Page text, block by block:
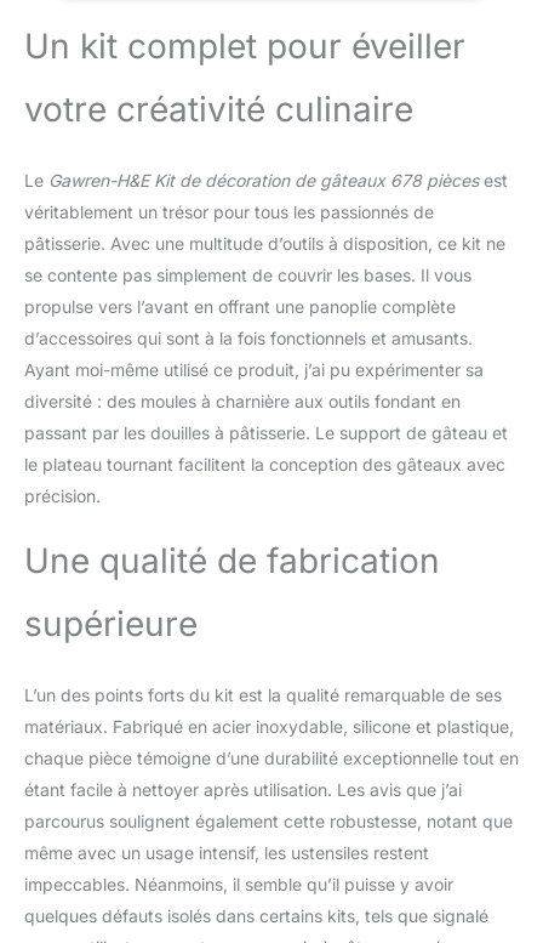
Moule à charnière de
10,2 cm ✔ 25 doublures
tasses à mesurer ✔ 1
cœur en chocolat Motif
en forme ✔1 Spatule en
silicone ✔ Planche à
incroyable pour biscuits
et gâteaux. Libérez votre
potentiel de décoration
de gâteau avec ce lot
comprenant ✔ 24
douilles à glaçage
numérotées ✔ 4
et décalée ✔ niveleur à
gâteau ✔ 3 grattoirs à
de nettoyage ✔ Lisseur
de fondant ✔ 9 fondants
décoration ✔ 40 pistons
ABC ✔ 100 décorations
pour cupcakes ✔ 2
décorations de gâteaux.
Facile à cuire dans des
moules à ressort : cet
ensemble de moules de
Un kit complet pour éveiller
votre créativité culinaire
Le Gawren-H&E Kit de décoration de gâteaux 678 piècesest
véritablement un trésor pour tous les passionnés de
pâtisserie. Avec une multitude d’outils à disposition, ce kit ne
se contente pas simplement de couvrir les bases. Il vous
propulse vers l’avant en offrant une panoplie complète
d’accessoires qui sont à la fois fonctionnels et amusants.
Ayant moi-même utilisé ce produit, j’ai pu expérimenter sa
diversité : des moules à charnière aux outils fondant en
passant par les douilles à pâtisserie. Le support de gâteau et
le plateau tournant facilitent la conception des gâteaux avec
précision.
Une qualité de fabrication
supérieure
L’un des points forts du kit est la qualité remarquable de ses
matériaux. Fabriqué en acier inoxydable, silicone et plastique,
chaque pièce témoigne d’une durabilité exceptionnelle tout en
étant facile à nettoyer après utilisation. Les avis que j’ai
parcourus soulignent également cette robustesse, notant que
même avec un usage intensif, les ustensiles restent
impeccables. Néanmoins, il semble qu’il puisse y avoir
quelques défauts isolés dans certains kits, tels que signalé